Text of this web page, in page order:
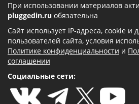
При использовании материалов
pluggedin.ru обязательна
Сайт использует IP-адреса, cookie и
пользователей сайта, условия
Политике конфиденциальности и
соглашении
Социальные сети: